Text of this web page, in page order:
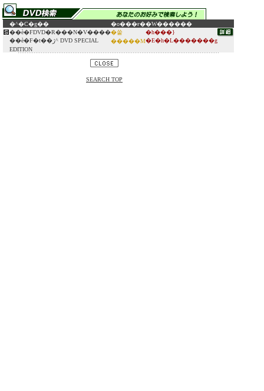
�^�C�g�� �o���ғ��W������
��ѐ�FDVD�R���N�V����
��ѐ�F�t��ژ^ DVD SPECIAL
EDITION
�쑽
�����M
�h���}
�E�h�L�������g
SEARCH TOP